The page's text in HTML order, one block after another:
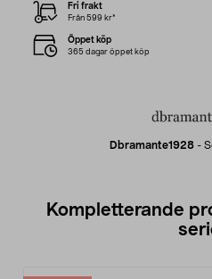
Dbramante1928 -
Fri frakt
Från 599 kr*
Öppet köp
365 dagar öppet köp
Kompletterande